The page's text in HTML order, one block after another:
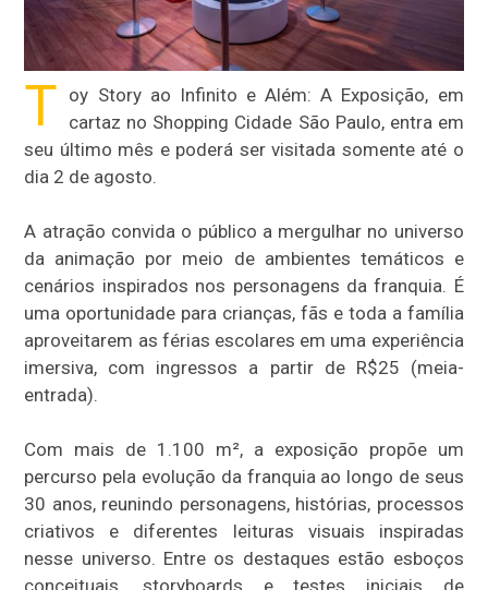
T oy Story ao Infinito e Além: A Exposição, em
cartaz no Shopping Cidade São Paulo, entra em
seu último mês e poderá ser visitada somente até o
dia 2 de agosto.
A atração convida o público a mergulhar no universo
da animação por meio de ambientes temáticos e
cenários inspirados nos personagens da franquia. É
uma oportunidade para crianças, fãs e toda a família
aproveitarem as férias escolares em uma experiência
imersiva, com ingressos a partir de R$25 (meia-
entrada).
Com mais de 1.100 m², a exposição propõe um
percurso pela evolução da franquia ao longo de seus
30 anos, reunindo personagens, histórias, processos
criativos e diferentes leituras visuais inspiradas
nesse universo. Entre os destaques estão esboços